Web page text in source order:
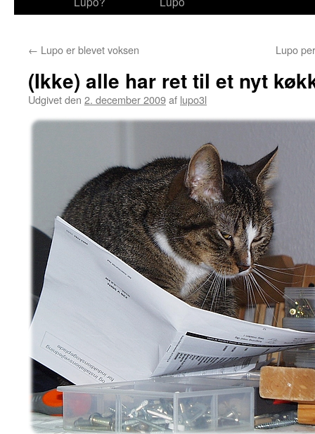
← Lupo er blevet voksen Lupo
(Ikke) alle har ret til et nyt
Udgivet den 2. december 2009af lupo3l